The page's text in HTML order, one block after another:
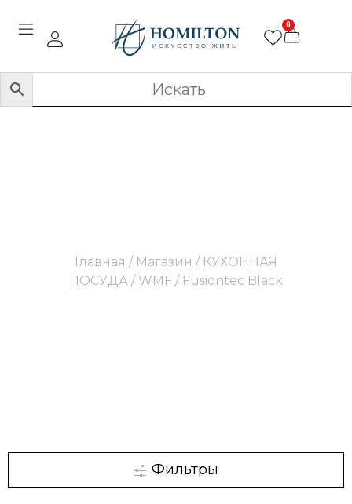
0
Главная / Магазин / КУХОННАЯ
ПОСУДА / WMF / Fusiontec Black
Фильтры